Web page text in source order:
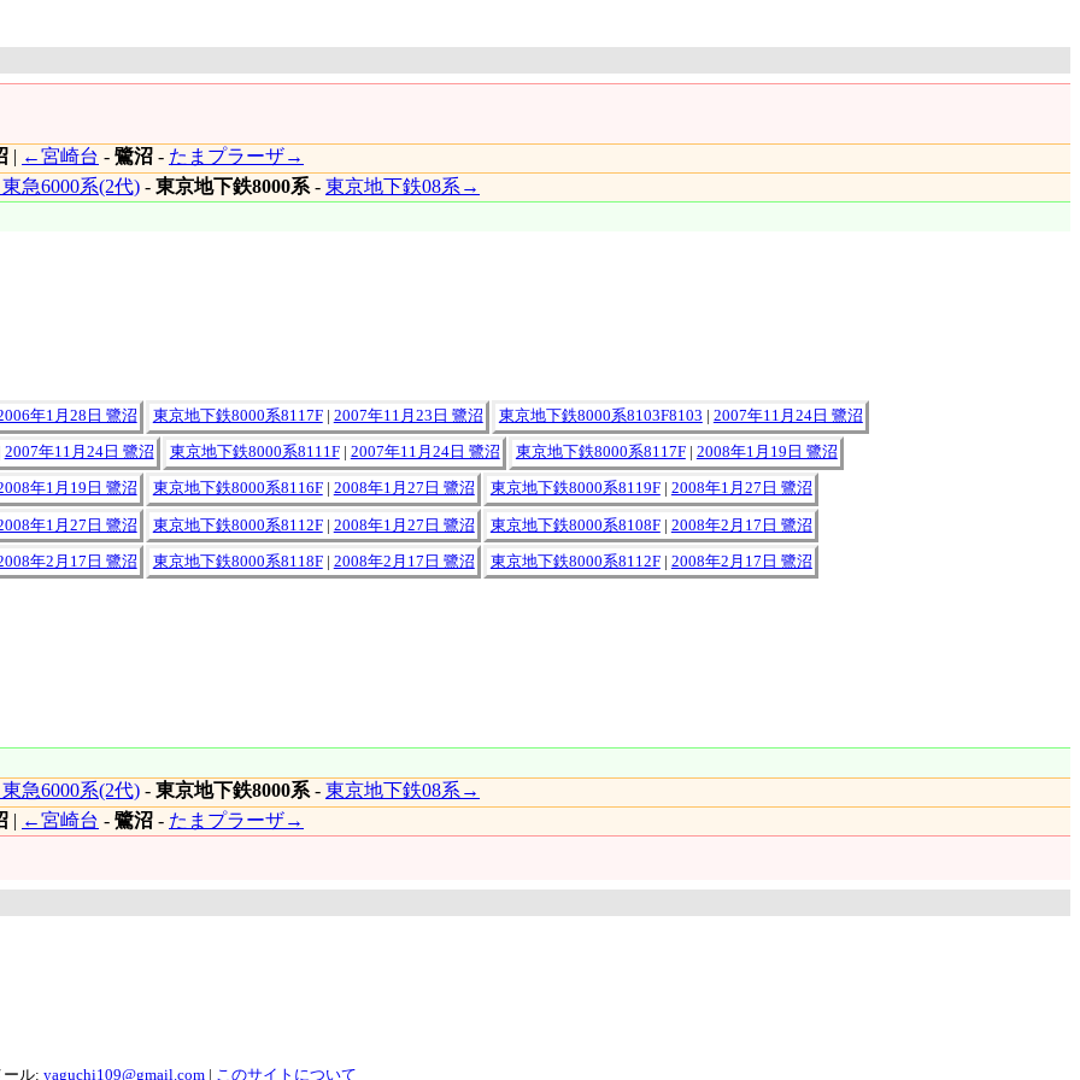
| ←宮崎台 - 鷺沼 - たまプラーザ→
急6000系(2代) - 東京地下鉄8000系 - 東京地下鉄08系→
年1月28日 鷺沼 東京地下鉄8000系8117F| 2007年11月23日 鷺沼 東京地下鉄8000系8103F8103 2007年11月24日 鷺沼
2007年11月24日 鷺沼 東京地下鉄8000系8111F| 2007年11月24日 鷺沼 東京地下鉄8000系8117F| 2008年1月19日 鷺沼
年1月19日 鷺沼 東京地下鉄8000系8116F| 2008年1月27日 鷺沼 東京地下鉄8000系8119F| 2008年1月27日 鷺沼
年1月27日 鷺沼 東京地下鉄8000系8112F| 2008年1月27日 鷺沼 東京地下鉄8000系8108F| 2008年2月17日 鷺沼
年2月17日 鷺沼 東京地下鉄8000系8118F| 2008年2月17日 鷺沼 東京地下鉄8000系8112F| 2008年2月17日 鷺沼
急6000系(2代) - 東京地下鉄8000系- 東京地下鉄08系→
| ←宮崎台 - 鷺沼 - たまプラーザ→
ール: yaguchi109@gmail.com このサイトについて